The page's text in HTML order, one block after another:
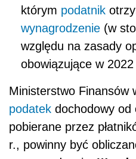
którym podatnik
wynagrodzenie (w
względu na zasady
obowiązujące w 2022
Ministerstwo Finansów
podatek dochodowy od
pobierane przez
r., powinny być